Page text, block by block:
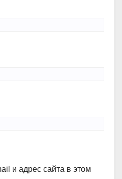
и адрес сайта в этом